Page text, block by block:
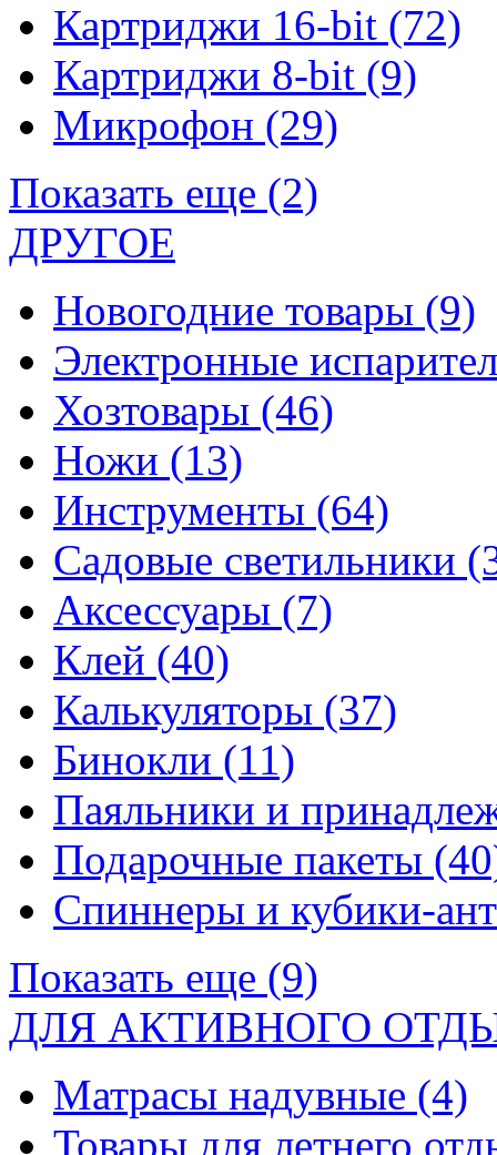
Картриджи 16-bit (72)
Картриджи 8-bit (9)
Микрофон (29)
Показать еще (2)
ДРУГОЕ
Новогодние товары (9)
Электронные
Хозтовары (46)
Ножи (13)
Инструменты (64)
Садовые светильники
Аксессуары (7)
Клей (40)
Калькуляторы (37)
Бинокли (11)
Паяльники и
Подарочные пакеты
Спиннеры и кубики-
Показать еще (9)
ДЛЯ АКТИВНОГО
Матрасы надувные (4)
Товары для летнего